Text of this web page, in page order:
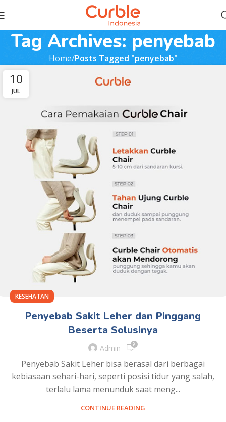
Tag Archives: penyebab
Home Posts Tagged "penyebab"
10
JUL
KESEHATAN
Penyebab Sakit Leher dan Pinggang
Beserta Solusinya
Admin 9
Penyebab Sakit Leher bisa berasal dari berbagai
kebiasaan sehari-hari, seperti posisi tidur yang salah,
terlalu lama menunduk saat meng...
CONTINUE READING